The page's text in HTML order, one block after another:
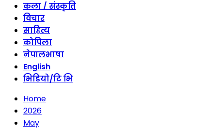
कला / संस्कृति
विचार
साहित्य
कोपिला
नेपालभाषा
English
भिडियो/टि भि
Home
2026
May